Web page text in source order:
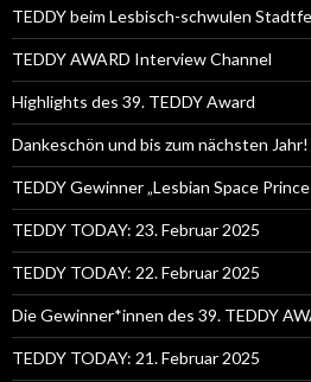
TEDDY beim Lesbisch-schwulen
TEDDY AWARD Interview Channel
Highlights des 39. TEDDY Award
Dankeschön und bis zum nächsten Jahr!
TEDDY Gewinner „Lesbian Space
TEDDY TODAY: 23. Februar 2025
TEDDY TODAY: 22. Februar 2025
Die Gewinner*innen des 39. TEDDY
TEDDY TODAY: 21. Februar 2025